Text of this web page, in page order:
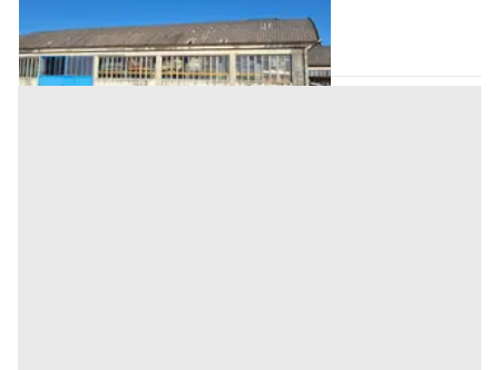
Manzano (Udine)
Codice annuncio:1013027640